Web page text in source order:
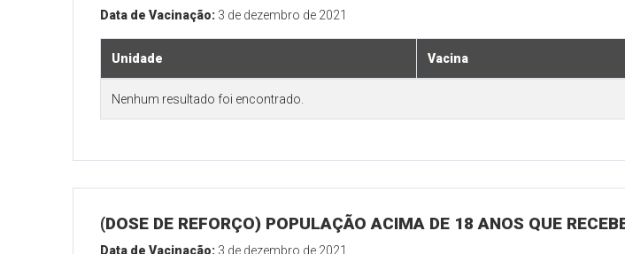
Data de Vacinação: 3 de dezembro de 2021
Unidade Vacina
Nenhum resultado foi encontrado.
(DOSE DE REFORÇO) POPULAÇÃO ACIMA DE 18 ANOS QUE
Data de Vacinação: 3 de dezembro de 2021